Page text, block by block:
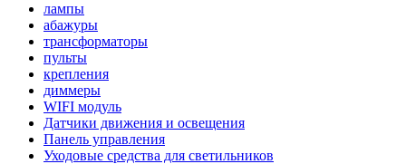
лампы
абажуры
трансформаторы
пульты
крепления
диммеры
WIFI модуль
Датчики движения и освещения
Панель управления
Уходовые средства для светильников